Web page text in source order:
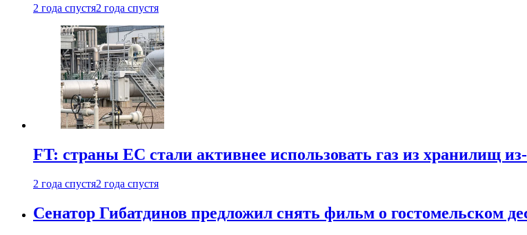
2 года спустя2 года спустя
FT: страны ЕС стали активнее использовать газ из хранилищ
2 года спустя2 года спустя
Сенатор Гибатдинов предложил снять фильм о гостомельском